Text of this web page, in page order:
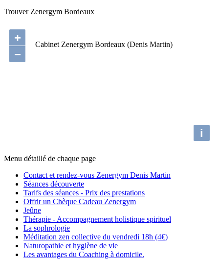
Trouver Zenergym Bordeaux
Cabinet Zenergym Bordeaux (Denis Martin)
+
−
i
Menu détaillé de chaque page
Contact et rendez-vous Zenergym Denis Martin
Séances découverte
Tarifs des séances - Prix des prestations
Offrir un Chèque Cadeau Zenergym
Jeûne
Thérapie - Accompagnement holistique spirituel
La sophrologie
Méditation zen collective du vendredi 18h (4€)
Naturopathie et hygiène de vie
Les avantages du Coaching à domicile.